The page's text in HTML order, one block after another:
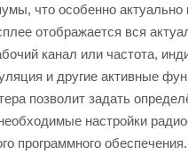
что особенно актуально
отображается вся
канал или частота,
и другие активные
позволит задать
настройки
программного